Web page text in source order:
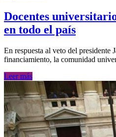
Docentes
en todo el país
En respuesta al veto del presidente
financiamiento, la comunidad
Leer más